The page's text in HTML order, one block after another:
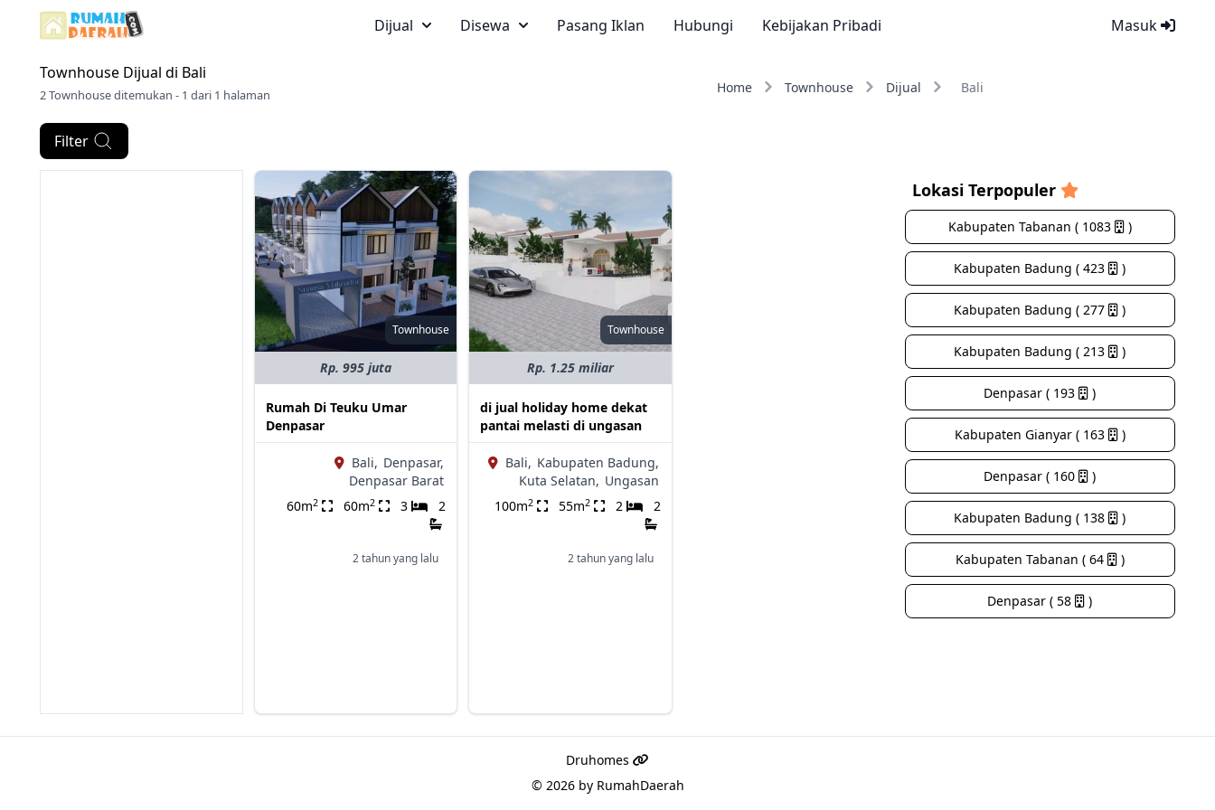
Masuk
Dijual Disewa Pasang Iklan Hubungi Kebijakan Pribadi
Townhouse Dijual di Bali
2 Townhouse ditemukan - 1 dari 1 halaman Home Townhouse Dijual Bali
Filter
Townhouse
Rp. 995 juta
Rumah Di Teuku Umar
Denpasar
Bali, Denpasar,
Denpasar Barat
60m2 60m2 3 2
2 tahun yang lalu
Townhouse
Rp. 1.25 miliar
di jual holiday home dekat
pantai melasti di ungasan
Bali, Kabupaten Badung,
Kuta Selatan, Ungasan
100m2 55m2 2 2
2 tahun yang lalu
Lokasi Terpopuler
Kabupaten Tabanan ( 1083 )
Kabupaten Badung ( 423 )
Kabupaten Badung ( 277 )
Kabupaten Badung ( 213 )
Denpasar ( 193 )
Kabupaten Gianyar ( 163 )
Denpasar ( 160 )
Kabupaten Badung ( 138 )
Kabupaten Tabanan ( 64 )
Denpasar ( 58 )
Druhomes
© 2026 by RumahDaerah